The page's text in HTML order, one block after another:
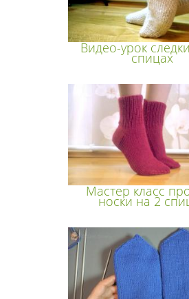
Видео-урок
спицах
Мастер класс
носки на 2